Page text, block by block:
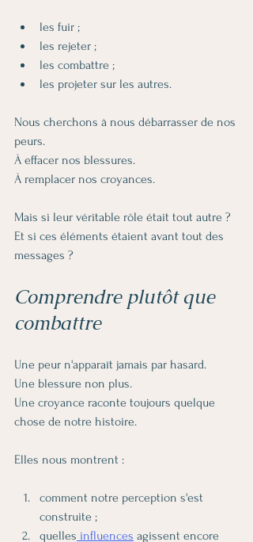
les fuir ;
les rejeter ;
les combattre ;
les projeter sur les autres.
Nous cherchons à nous débarrasser de nos
peurs.
À effacer nos blessures.
À remplacer nos croyances.
Mais si leur véritable rôle était tout autre ?
Et si ces éléments étaient avant tout des
messages ?
Comprendre plutôt que
combattre
Une peur n'apparaît jamais par hasard.
Une blessure non plus.
Une croyance raconte toujours quelque
chose de notre histoire.
Elles nous montrent :
comment notre perception s'est
construite ;
quelles influences agissent encore